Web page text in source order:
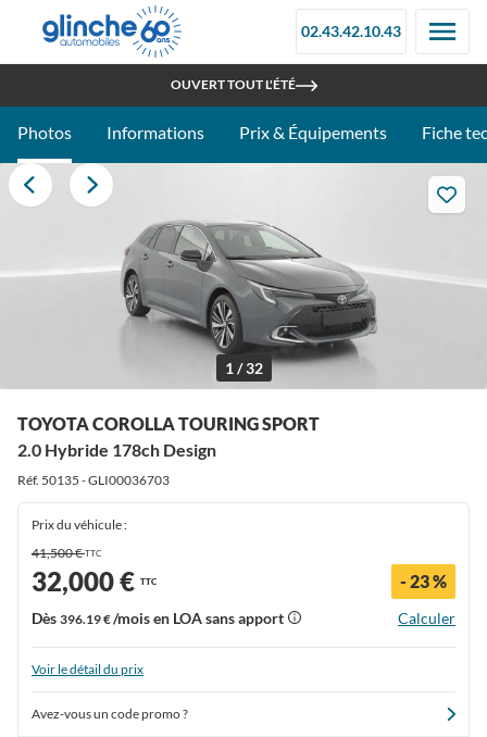
02.43.42.10.43
RETROUVEZ-NOUS À LA FOIRE DU MANS - STAND 097C
OUVERT TOUT L'ÉTÉ
Photos Informations Prix & Équipements Fiche
1 / 32
TOYOTA COROLLA TOURING SPORT
2.0 Hybride 178ch Design
Réf. 50135 - GLI00036703
Prix du véhicule :
41,500 €TTC
32,000 € TTC - 23 %
Dès 396.19 €/mois en LOA sans apport Calculer
Voir le détail du prix
Avez-vous un code promo ?